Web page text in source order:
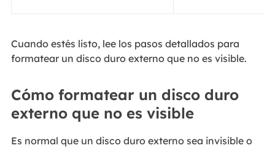
Cuando estés listo, lee los pasos detallados para
formatear un disco duro externo que no es visible.
Cómo formatear un disco duro
externo que no es visible
Es normal que un disco duro externo sea invisible o